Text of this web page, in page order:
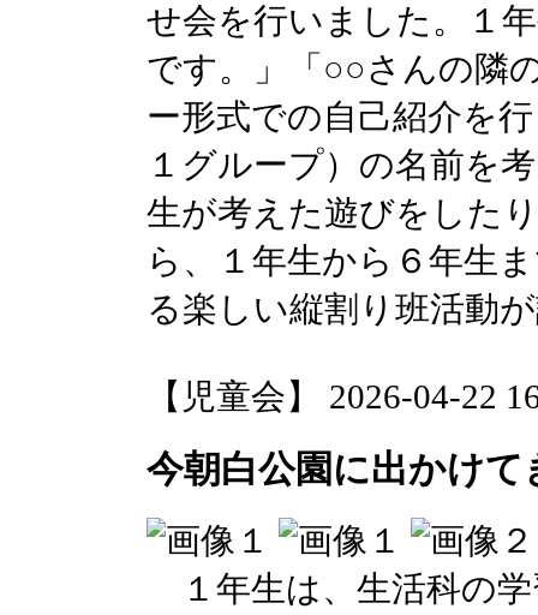
せ会を行いました。１
です。」「○○さんの隣
ー形式での自己紹介を
１グループ）の名前を
生が考えた遊びをした
ら、１年生から６年生
る楽しい縦割り班活動
【児童会】 2026-04-22
今朝白公園に出かけ
１年生は、生活科の